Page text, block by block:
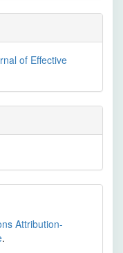
of Effective
Attribution-
.